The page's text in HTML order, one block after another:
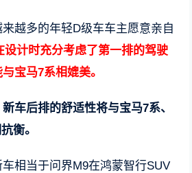
越多的年轻D级车车主愿意亲自
设计时充分考虑了第一排的驾驶
宝马7系相媲美。
新车后排的舒适性将与宝马7系、
衡。
相当于问界M9在鸿蒙智行SUV